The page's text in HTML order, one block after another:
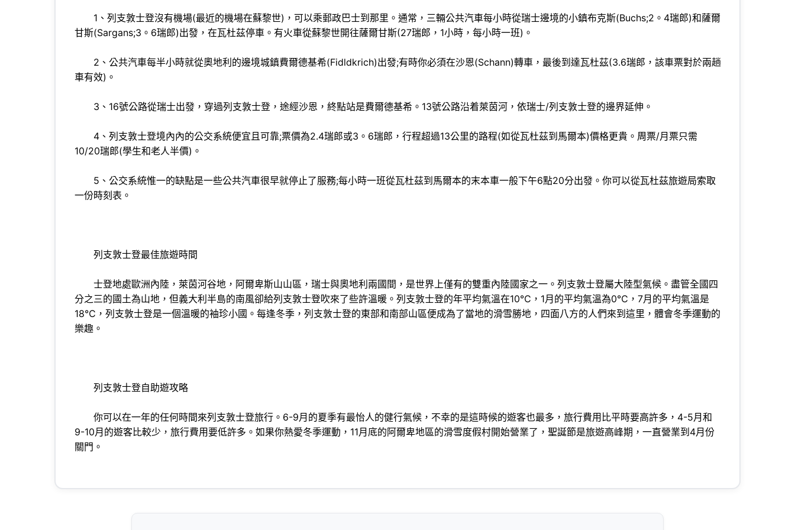
1、列支敦士登沒有機場(最近的機場在蘇黎世)，可以乘郵政巴士到那里。通常，三輛公共汽車每小時從瑞士邊境的小鎮布克斯(Buchs;2。4瑞郎)和薩爾
甘斯(Sargans;3。6瑞郎)出發，在瓦杜茲停車。有火車從蘇黎世開往薩爾甘斯(27瑞郎，1小時，每小時一班)。
2、公共汽車每半小時就從奧地利的邊境城鎮費爾德基希(Fidldkrich)出發;有時你必須在沙恩(Schann)轉車，最後到達瓦杜茲(3.6瑞郎，該車票對於兩趟
車有效)。
3、16號公路從瑞士出發，穿過列支敦士登，途經沙恩，終點站是費爾德基希。13號公路沿着萊茵河，依瑞士/列支敦士登的邊界延伸。
4、列支敦士登境內內的公交系統便宜且可靠;票價為2.4瑞郎或3。6瑞郎，行程超過13公里的路程(如從瓦杜茲到馬爾本)價格更貴。周票/月票只需
10/20瑞郎(學生和老人半價)。
5、公交系統惟一的缺點是一些公共汽車很早就停止了服務;每小時一班從瓦杜茲到馬爾本的末本車一般下午6點20分出發。你可以從瓦杜茲旅遊局索取
一份時刻表。
列支敦士登最佳旅遊時間
士登地處歐洲內陸，萊茵河谷地，阿爾卑斯山山區，瑞士與奧地利兩國間，是世界上僅有的雙重內陸國家之一。列支敦士登屬大陸型氣候。盡管全國四
分之三的國土為山地，但義大利半島的南風卻給列支敦士登吹來了些許溫暖。列支敦士登的年平均氣溫在10℃，1月的平均氣溫為0℃，7月的平均氣溫是
18℃，列支敦士登是一個溫暖的袖珍小國。每逢冬季，列支敦士登的東部和南部山區便成為了當地的滑雪勝地，四面八方的人們來到這里，體會冬季運動的
樂趣。
列支敦士登自助遊攻略
你可以在一年的任何時間來列支敦士登旅行。6-9月的夏季有最怡人的健行氣候，不幸的是這時候的遊客也最多，旅行費用比平時要高許多，4-5月和
9-10月的遊客比較少，旅行費用要低許多。如果你熱愛冬季運動，11月底的阿爾卑地區的滑雪度假村開始營業了，聖誕節是旅遊高峰期，一直營業到4月份
關門。